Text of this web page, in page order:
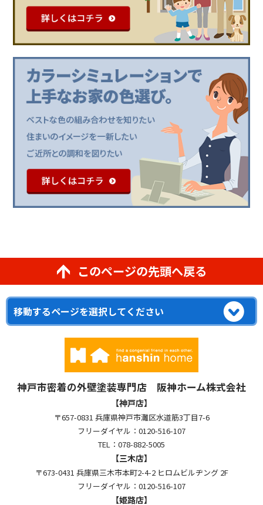
このページの先頭へ戻る
神戸市密着の外壁塗装専門店 阪神ホーム株式会社
【神戸店】
〒657-0831 兵庫県神戸市灘区水道筋3丁目7-6
フリーダイヤル：0120-516-107
TEL：078-882-5005
【三木店】
〒673-0431 兵庫県三木市本町2-4-2 ヒロムビルヂング 2F
フリーダイヤル：0120-516-107
【姫路店】